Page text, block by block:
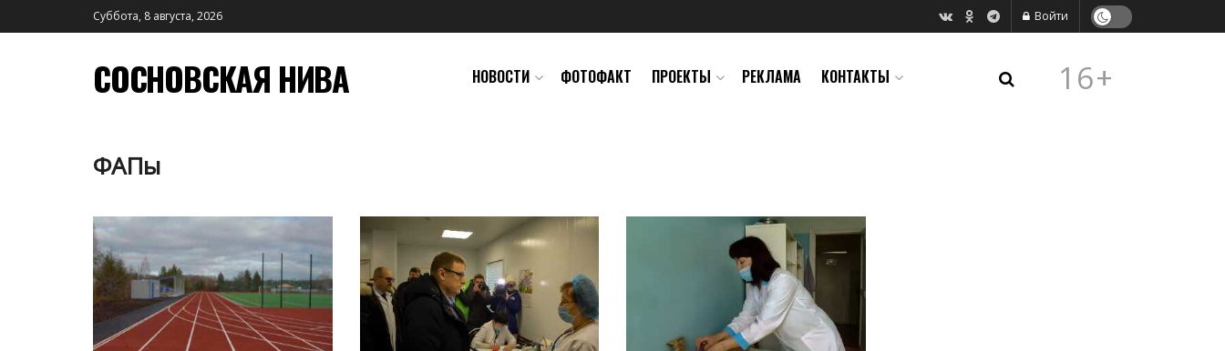
Суббота, 8 августа, 2026 Войти
СОСНОВСКАЯ НИВА НОВОСТИ ФОТОФАКТ ПРОЕКТЫ РЕКЛАМА КОНТАКТЫ 16+
ФАПы